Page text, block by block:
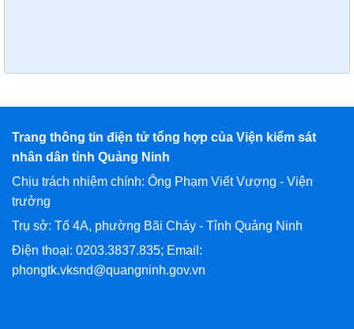
Trang thông tin điện tử tổng hợp của Viện kiểm sát
nhân dân tỉnh Quảng Ninh
Chịu trách nhiệm chính: Ông Phạm Viết Vượng - Viện
trưởng
Trụ sở: Tổ 4A, phường Bãi Cháy - Tỉnh Quảng Ninh
Điện thoại: 0203.3837.835; Email:
phongtk.vksnd@quangninh.gov.vn